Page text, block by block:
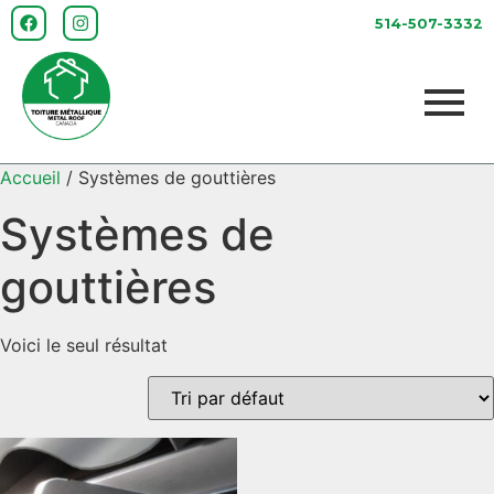
514-507-3332
Accueil / Systèmes de gouttières
Systèmes de
gouttières
Voici le seul résultat